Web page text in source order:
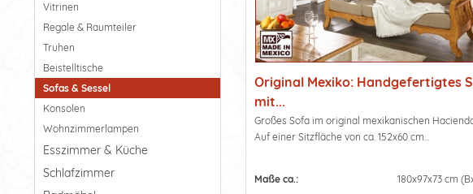
Vitrinen
Regale & Raumteiler
Truhen
Beistelltische
Sofas & Sessel
Konsolen
Wohnzimmerlampen
Esszimmer & Küche
Schlafzimmer
Original Mexiko: Handgefertigtes
mit...
Großes Sofa im original mexikanischen
Auf einer Sitzfläche von ca. 152x60 cm...
Maße ca.: 180x97x73 cm